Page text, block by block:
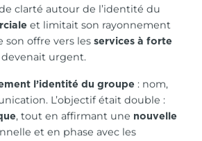
clarté autour de l’identité du
et limitait son rayonnement
son offre vers les services à forte
urgent.
l’identité du groupe : nom,
L’objectif était double :
, tout en affirmant une nouvelle
et en phase avec les